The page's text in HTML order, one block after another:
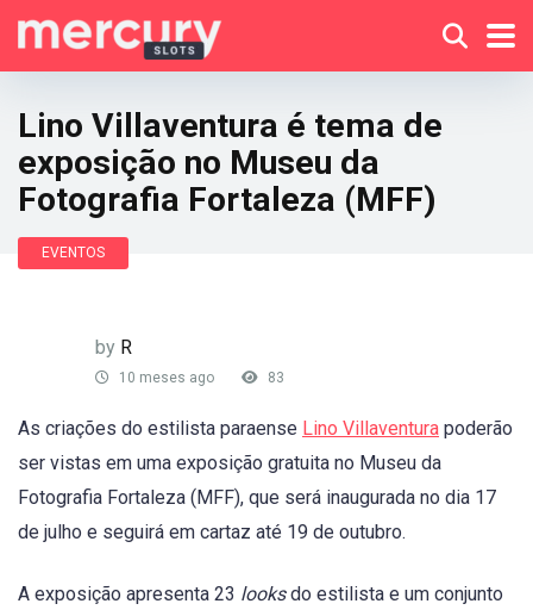
Lino Villaventura é tema de
exposição no Museu da
Fotografia Fortaleza (MFF)
EVENTOS
by R
10 meses ago 83
As criações do estilista paraense Lino Villaventura poderão
ser vistas em uma exposição gratuita no Museu da
Fotografia Fortaleza (MFF), que será inaugurada no dia 17
de julho e seguirá em cartaz até 19 de outubro.
A exposição apresenta 23 looksdo estilista e um conjunto